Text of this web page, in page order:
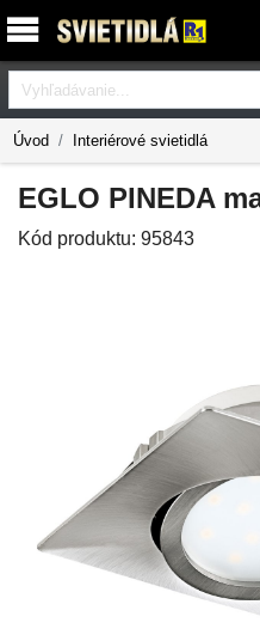
Vyhľadávanie
Úvod Interiérové svietidlá
EGLO PINEDA
Kód produktu: 95843